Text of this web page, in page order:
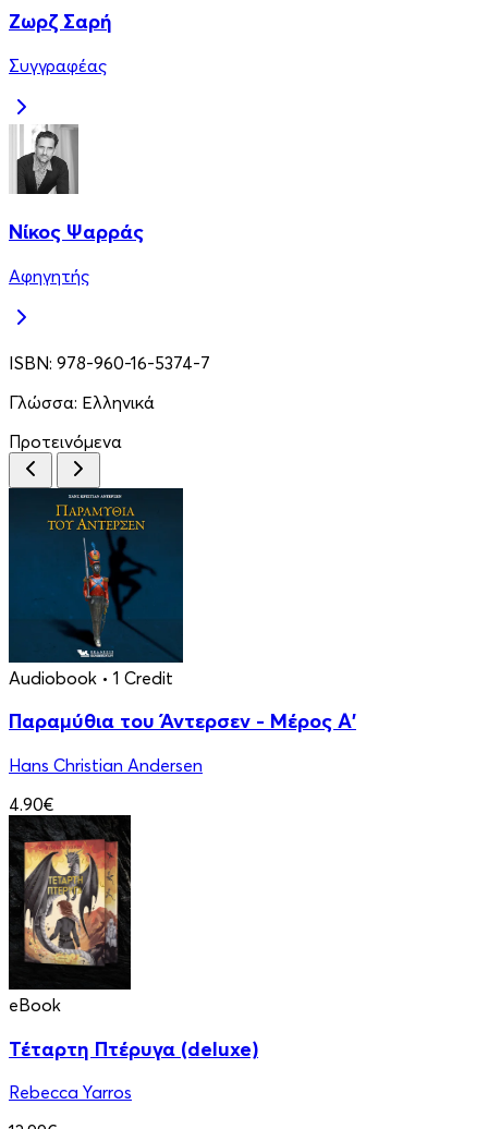
Ζωρζ Σαρή
Συγγραφέας
Νίκος Ψαρράς
Αφηγητής
ISBN: 978-960-16-5374-7
Γλώσσα: Ελληνικά
Προτεινόμενα
Audiobook • 1 Credit
Παραμύθια του Άντερσεν - Μέρος Α'
Hans Christian Andersen
4.90€
eBook
Τέταρτη Πτέρυγα (deluxe)
Rebecca Yarros